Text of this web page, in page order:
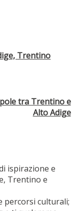
Trentino
tra Trentino e
Alto Adige
ispirazione e
Trentino e
percorsi culturali;